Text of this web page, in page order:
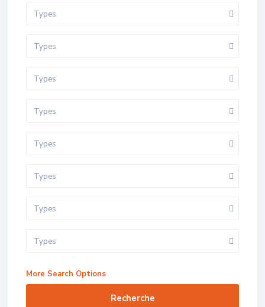
Types
Types
Types
Types
Types
Types
Types
Types
More Search Options
Recherche